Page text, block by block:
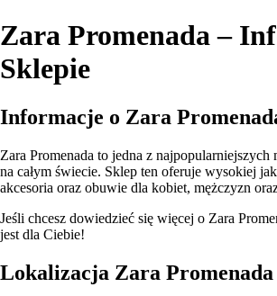
Zara Promenada –
Sklepie
Informacje o Zara
Zara Promenada to jedna z najpopularniejszych
na całym świecie. Sklep ten oferuje wysokiej
akcesoria oraz obuwie dla kobiet, mężczyzn
Jeśli chcesz dowiedzieć się więcej o Zara
jest dla Ciebie!
Lokalizacja Zara Promenada